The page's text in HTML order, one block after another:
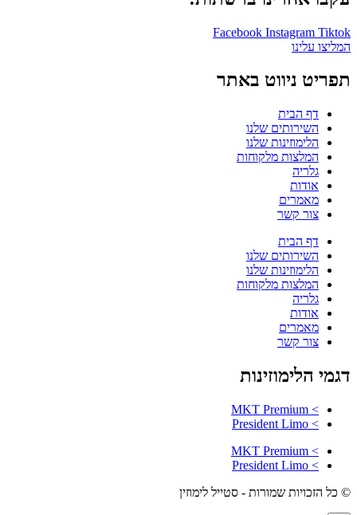
Facebook Instagram Tiktok
המליצו עלינו
תפריט ניווט באתר
דף הבית
השירותים שלנו
הלימוזינות שלנו
המלצות מלקוחות
גלריה
אודות
מאמרים
צור קשר
דף הבית
השירותים שלנו
הלימוזינות שלנו
המלצות מלקוחות
גלריה
אודות
מאמרים
צור קשר
דגמי הלימוזינות
> MKT Premium
> President Limo
> MKT Premium
> President Limo
© כל הזכויות שמורות - סטייל לימוזין